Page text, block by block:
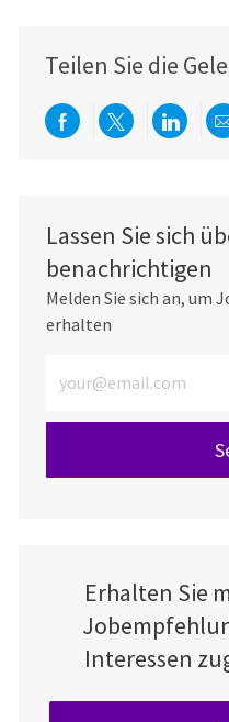
Teilen Sie die
ÜberPer Über
Lassen Sie sich
benachrichtigen
Melden Sie sich an, um
erhalten
Erhalten Sie
Interessen